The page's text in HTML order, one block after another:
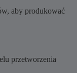
aby produkować
przetworzenia